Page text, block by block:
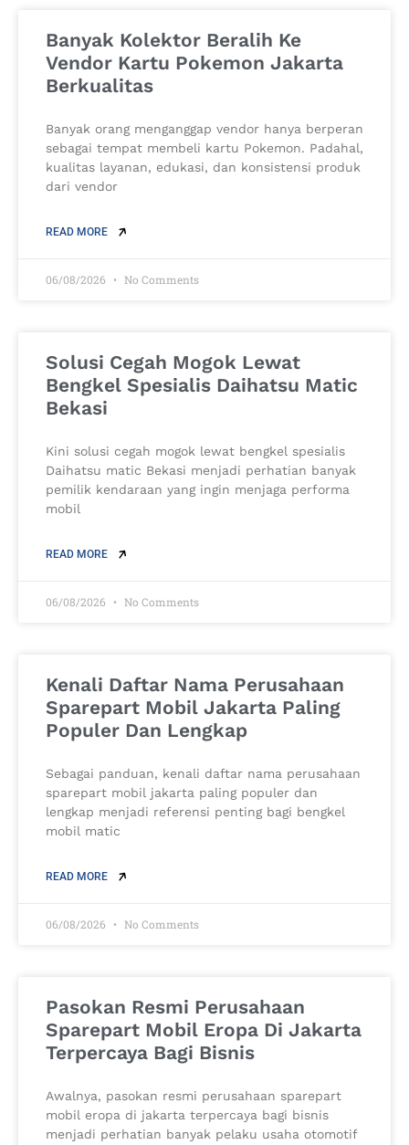
Banyak Kolektor Beralih Ke
Vendor Kartu Pokemon Jakarta
Berkualitas
Banyak orang menganggap vendor hanya berperan
sebagai tempat membeli kartu Pokemon. Padahal,
kualitas layanan, edukasi, dan konsistensi produk
dari vendor
READ MORE
06/08/2026 No Comments
Solusi Cegah Mogok Lewat
Bengkel Spesialis Daihatsu Matic
Bekasi
Kini solusi cegah mogok lewat bengkel spesialis
Daihatsu matic Bekasi menjadi perhatian banyak
pemilik kendaraan yang ingin menjaga performa
mobil
READ MORE
06/08/2026 No Comments
Kenali Daftar Nama Perusahaan
Sparepart Mobil Jakarta Paling
Populer Dan Lengkap
Sebagai panduan, kenali daftar nama perusahaan
sparepart mobil jakarta paling populer dan
lengkap menjadi referensi penting bagi bengkel
mobil matic
READ MORE
06/08/2026 No Comments
Pasokan Resmi Perusahaan
Sparepart Mobil Eropa Di Jakarta
Terpercaya Bagi Bisnis
Awalnya, pasokan resmi perusahaan sparepart
mobil eropa di jakarta terpercaya bagi bisnis
menjadi perhatian banyak pelaku usaha otomotif